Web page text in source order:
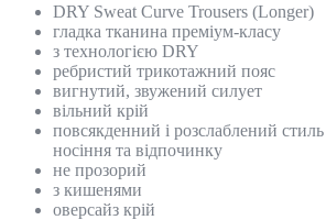
DRY Sweat Curve Trousers (Longer)
гладка тканина преміум-класу
з технологією DRY
ребристий трикотажний пояс
вигнутий, звужений силует
вільний крій
повсякденний і розслаблений
носіння та відпочинку
не прозорий
з кишенями
оверсайз крій